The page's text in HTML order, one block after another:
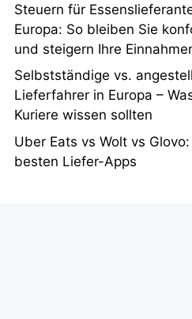
Steuern für
Europa: So bleiben Sie
und steigern Ihre
Selbstständige vs.
Lieferfahrer in Europa –
Kuriere wissen sollten
Uber Eats vs Wolt vs Glovo:
besten Liefer-Apps